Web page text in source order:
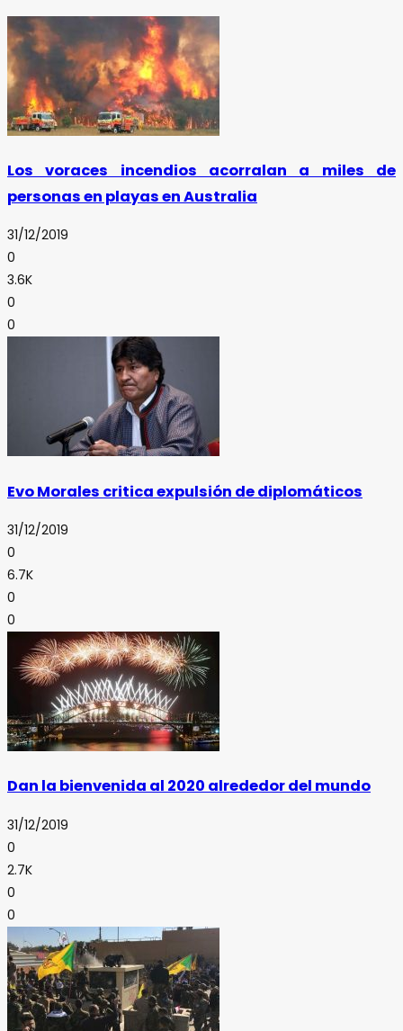
Los voraces incendios acorralan a miles de
personas en playas en Australia
31/12/2019
0
3.6K
0
0
Evo Morales critica expulsión de diplomáticos
31/12/2019
0
6.7K
0
0
Dan la bienvenida al 2020 alrededor del mundo
31/12/2019
0
2.7K
0
0